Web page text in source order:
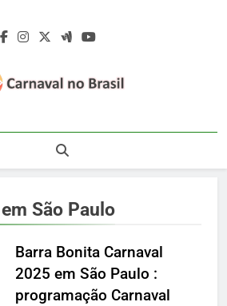
Carnaval No
Brasil 2027 –
– Desfile
Das Escolas De
Samba
Rua 2027 – Desfile Das Escolas De
– Fotos Carnaval 2026 – Blocos
De Bateria – Famosos No
Carnaval
São Paulo
Barra Bonita Carnaval
2025 em São Paulo :
programação Carnaval